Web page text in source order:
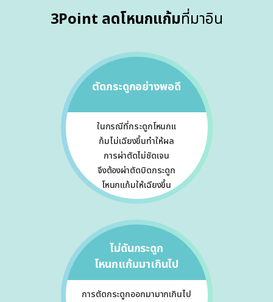
3Point ลดโหนกแก้มที่มาอิน
ตัดกระดูกอย่างพอดี
ในกรณีที่กระดูกโหนกแ
ก้มไม่เฉียงขึ้นทำให้ผล
การผ่าตัดไม่ชัดเจน
จึงต้องผ่าตัดบิดกระดูก
โหนกแก้มให้เฉียงขึ้น
ไม่ดันกระดูก
โหนกแก้มมาเกินไป
การตัดกระดูกออกมามากเกินไป